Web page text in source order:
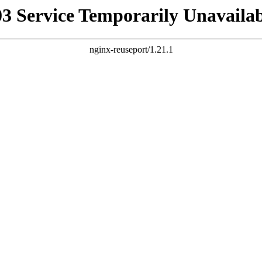
Service Temporarily
nginx-reuseport/1.21.1